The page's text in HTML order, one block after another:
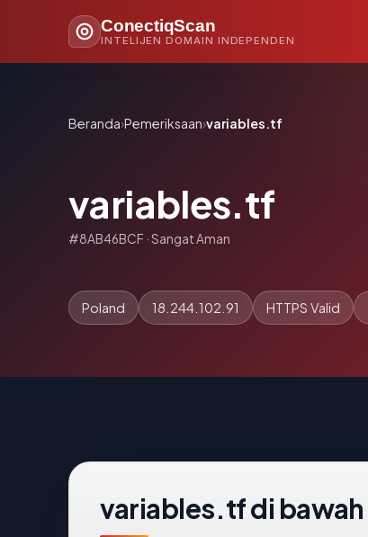
ConectiqScan
INTELIJEN DOMAIN INDEPENDEN
Beranda›Pemeriksaan›variables.tf
variables.tf
#8AB46BCF · Sangat Aman
Poland 18.244.102.91 HTTPS Valid
variables.tf di